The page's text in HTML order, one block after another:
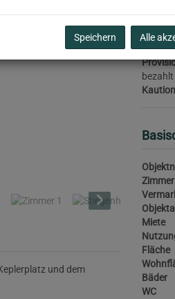
und dem
Zimmer
Miete
Fläche
Bäder
WC
Speichern Alle